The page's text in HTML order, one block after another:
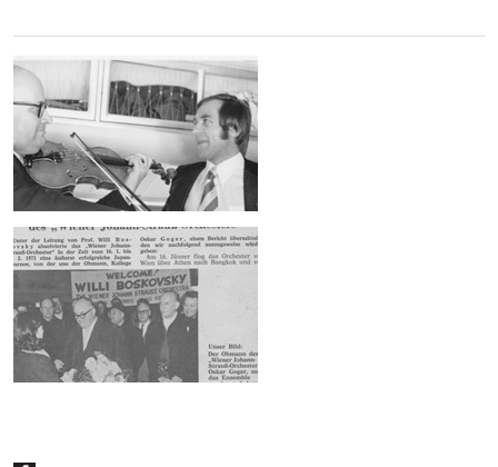
1971 Japan-Tournee -Galerie© by
WJSO-Archive